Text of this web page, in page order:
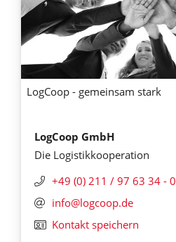
LogCoop - gemeinsam stark
LogCoop GmbH
Die Logistikkooperation
+49 (0) 211 / 97 63 34 - 0
info@logcoop.de
Kontakt speichern